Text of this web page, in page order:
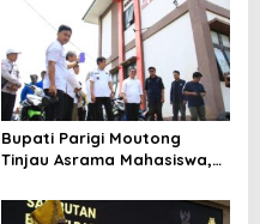
Bupati Parigi Moutong
Tinjau Asrama Mahasiswa,
Fasilitas Asrama